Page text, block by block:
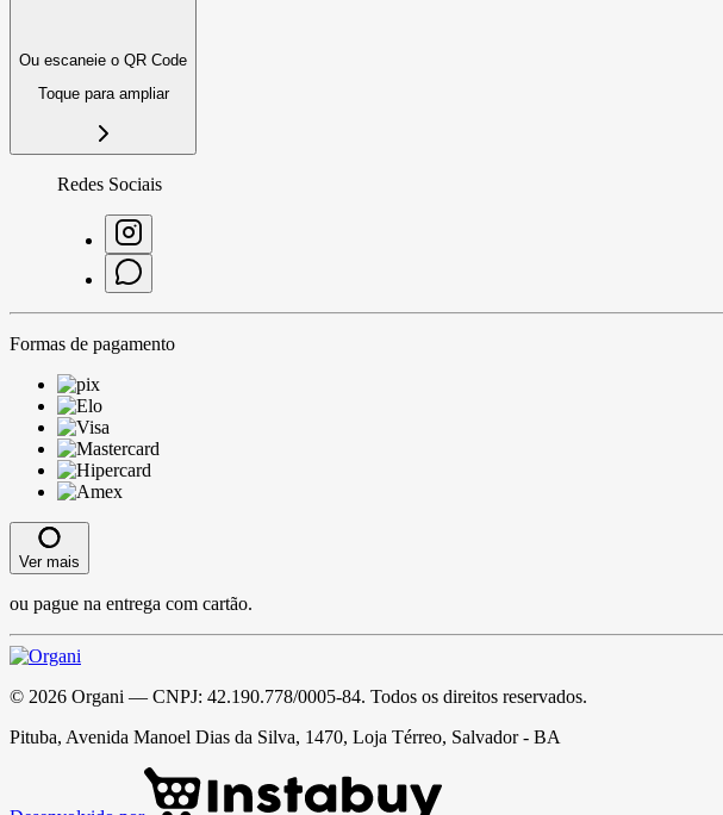
Ou escaneie o QR Code
Toque para ampliar
Redes Sociais
Formas de pagamento
Ver mais
ou pague na entrega com cartão.
© 2026 Organi — CNPJ: 42.190.778/0005-84. Todos os direitos reservados.
Pituba, Avenida Manoel Dias da Silva, 1470, Loja Térreo, Salvador - BA